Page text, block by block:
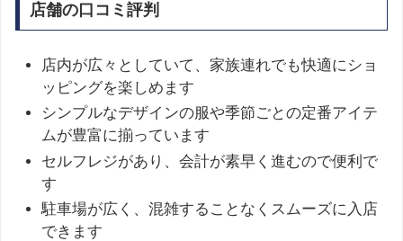
店舗の口コミ評判
店内が広々としていて、家族連れでも快適にショ
ッピングを楽しめます
シンプルなデザインの服や季節ごとの定番アイテ
ムが豊富に揃っています
セルフレジがあり、会計が素早く進むので便利で
す
駐車場が広く、混雑することなくスムーズに入店
できます